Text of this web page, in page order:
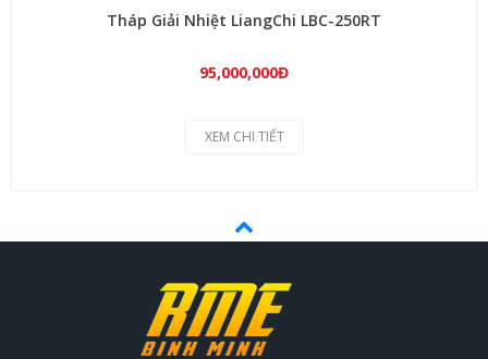
Tháp Giải Nhiệt LiangChi LBC-250RT
95,000,000Đ
XEM CHI TIẾT